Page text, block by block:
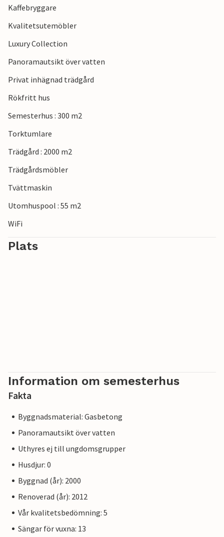
Kaffebryggare
Kvalitetsutemöbler
Luxury Collection
Panoramautsikt över vatten
Privat inhägnad trädgård
Rökfritt hus
Semesterhus : 300 m2
Torktumlare
Trädgård : 2000 m2
Trädgårdsmöbler
Tvättmaskin
Utomhuspool : 55 m2
WiFi
Plats
Information om semesterhus
Fakta
Byggnadsmaterial: Gasbetong
Panoramautsikt över vatten
Uthyres ej till ungdomsgrupper
Husdjur: 0
Byggnad (år): 2000
Renoverad (år): 2012
Vår kvalitetsbedömning: 5
Sängar för vuxna: 13